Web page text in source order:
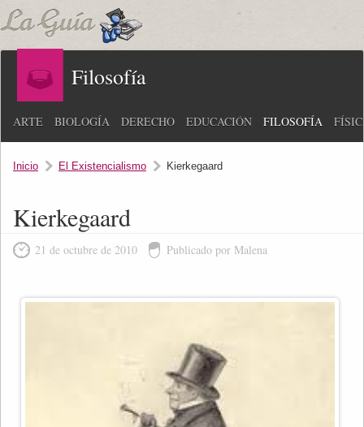
Filosofía
ARTE BIOLOGÍA DERECHO EDUCACIÓN FILOSOFÍA
Inicio El Existencialismo Kierkegaard
Kierkegaard
21 de octubre de 2010 Publicado por Malena